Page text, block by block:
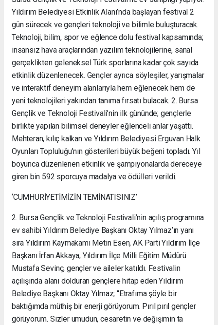
Yıldırım Belediyesi Etkinlik Alanı’nda başlayan festival 2
gün sürecek ve gençleri teknoloji ve bilimle buluşturacak.
Teknoloji, bilim, spor ve eğlence dolu festival kapsamında;
insansız hava araçlarından yazılım teknolojilerine, sanal
gerçeklikten geleneksel Türk sporlarına kadar çok sayıda
etkinlik düzenlenecek. Gençler ayrıca söyleşiler, yarışmalar
ve interaktif deneyim alanlarıyla hem eğlenecek hem de
yeni teknolojileri yakından tanıma fırsatı bulacak. 2. Bursa
Gençlik ve Teknoloji Festivali’nin ilk gününde; gençlerle
birlikte yapılan bilimsel deneyler eğlenceli anlar yaşattı.
Mehteran, kılıç kalkan ve Yıldırım Belediyesi Erguvan Halk
Oyunları Topluluğu’nın gösterileri büyük beğeni topladı. Yıl
boyunca düzenlenen etkinlik ve şampiyonalarda dereceye
giren bin 592 sporcuya madalya ve ödülleri verildi.
‘CUMHURİYETİMİZİN TEMİNATISINIZ’
2. Bursa Gençlik ve Teknoloji Festivali’nin açılış programına
ev sahibi Yıldırım Belediye Başkanı Oktay Yılmaz’ın yanı
sıra Yıldırım Kaymakamı Metin Esen, AK Parti Yıldırım İlçe
Başkanı İrfan Akkaya, Yıldırım İlçe Milli Eğitim Müdürü
Mustafa Sevinç, gençler ve aileler katıldı. Festivalin
açılışında alanı dolduran gençlere hitap eden Yıldırım
Belediye Başkanı Oktay Yılmaz; “Etrafıma şöyle bir
baktığımda müthiş bir enerji görüyorum. Pırıl pırıl gençler
görüyorum. Sizler umudun, cesaretin ve değişimin ta